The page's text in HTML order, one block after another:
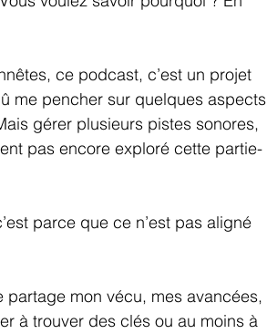
ce podcast, c’est un projet
me pencher sur quelques aspects
gérer plusieurs pistes sonores,
pas encore exploré cette partie-
parce que ce n’est pas aligné
partage mon vécu, mes avancées,
à trouver des clés ou au moins à